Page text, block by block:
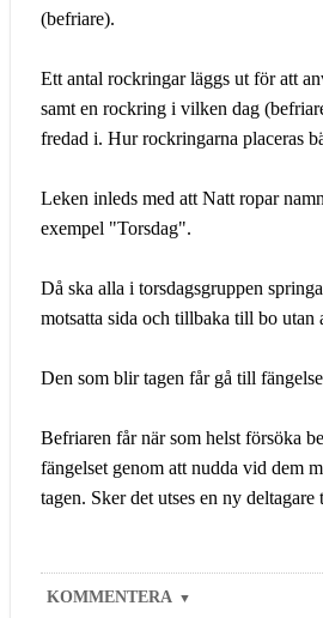
(befriare).
Ett antal rockringar läggs ut för att
samt en rockring i vilken dag
fredad i. Hur rockringarna placeras
Leken inleds med att Natt ropar
exempel "Torsdag".
Då ska alla i torsdagsgruppen
motsatta sida och tillbaka till bo utan
Den som blir tagen får gå till
Befriaren får när som helst försöka
fängelset genom att nudda vid dem
tagen. Sker det utses en ny
KOMMENTERA ▼